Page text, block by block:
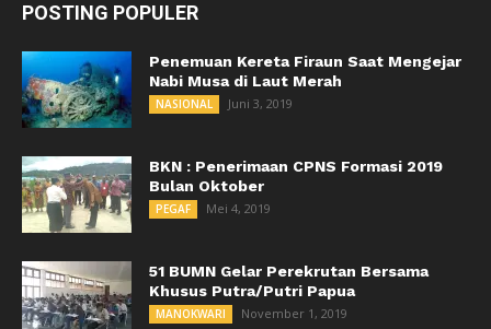
POSTING POPULER
Penemuan Kereta Firaun Saat Mengejar
Nabi Musa di Laut Merah
NASIONAL Juni 3, 2019
BKN : Penerimaan CPNS Formasi 2019
Bulan Oktober
PEGAF Mei 4, 2019
51 BUMN Gelar Perekrutan Bersama
Khusus Putra/Putri Papua
MANOKWARI November 1, 2019